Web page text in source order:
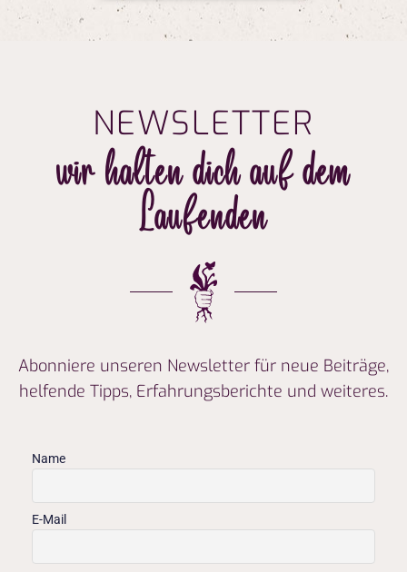
NEWSLETTER
wir halten dich auf dem
Laufenden
Abonniere unseren Newsletter für neue Beiträge,
helfende Tipps, Erfahrungsberichte und weiteres.
Name
E-Mail